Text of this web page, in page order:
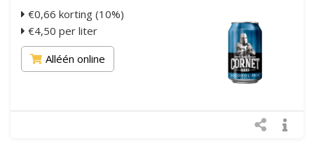
€0,66 korting (10%)
€4,50 per liter
Alléén online